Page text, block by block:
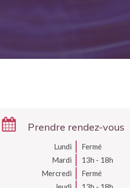
Prendre rendez-vous
Lundi
Fermé
Mardi
13h - 18h
Mercredi
Fermé